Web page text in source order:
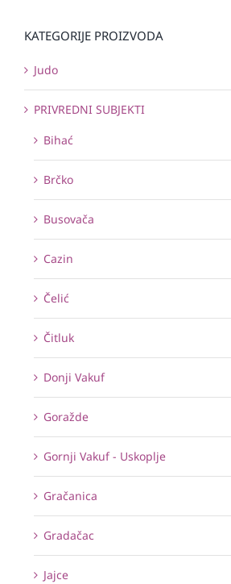
KATEGORIJE PROIZVODA
Judo
PRIVREDNI SUBJEKTI
Bihać
Brčko
Busovača
Cazin
Čelić
Čitluk
Donji Vakuf
Goražde
Gornji Vakuf - Uskoplje
Gračanica
Gradačac
Jajce